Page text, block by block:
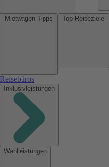
Reisebüros
Inklusivleistungen
Wahlleistungen